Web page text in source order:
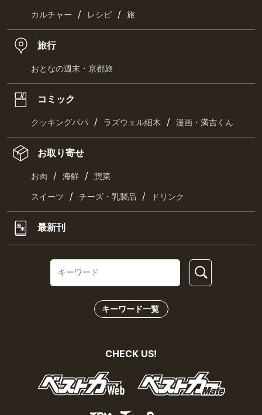
カルチャー / レシピ / 旅
旅行
おとなの週末・京都旅
コミック
クッキングパパ / ラズウェル細木 / 漫画・満吉くん
お取り寄せ
お肉 / 海鮮 / 惣菜
スイーツ / チーズ・乳製品 / ドリンク
最新刊
キーワード一覧
CHECK US!